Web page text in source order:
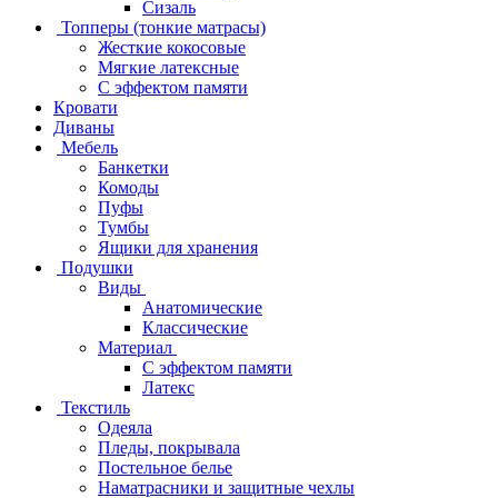
Сизаль
Топперы (тонкие матрасы)
Жесткие кокосовые
Мягкие латексные
С эффектом памяти
Кровати
Диваны
Мебель
Банкетки
Комоды
Пуфы
Тумбы
Ящики для хранения
Подушки
Виды
Анатомические
Классические
Материал
С эффектом памяти
Латекс
Текстиль
Одеяла
Пледы, покрывала
Постельное белье
Наматрасники и защитные чехлы